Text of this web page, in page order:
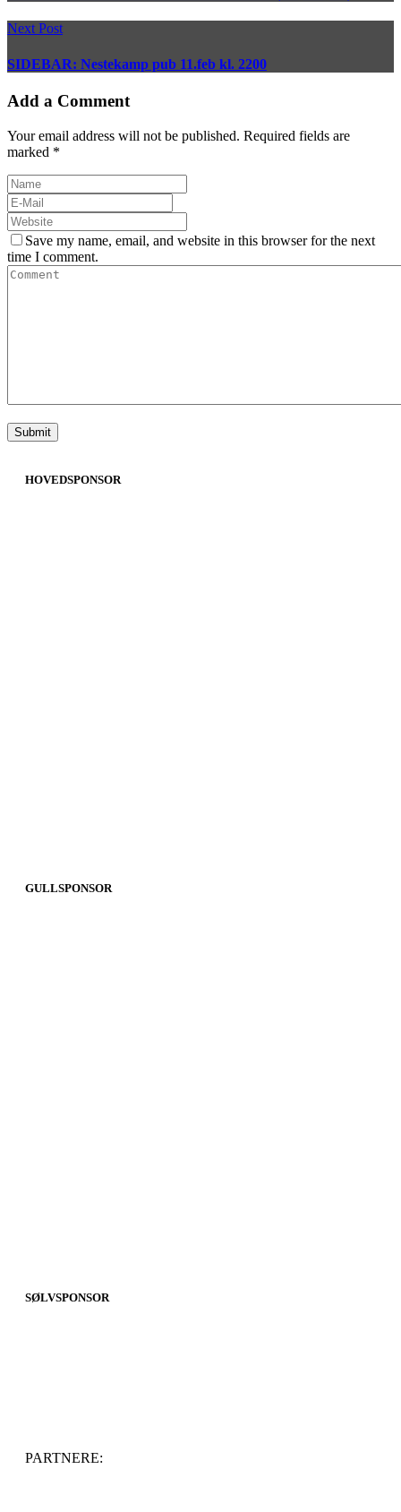
Next Post
SIDEBAR: Nestekamp pub 11.feb kl. 2200
Add a Comment
Your email address will not be published. Required fields are
marked *
Save my name, email, and website in this browser for the next
time I comment.
HOVEDSPONSOR
GULLSPONSOR
SØLVSPONSOR
PARTNERE: